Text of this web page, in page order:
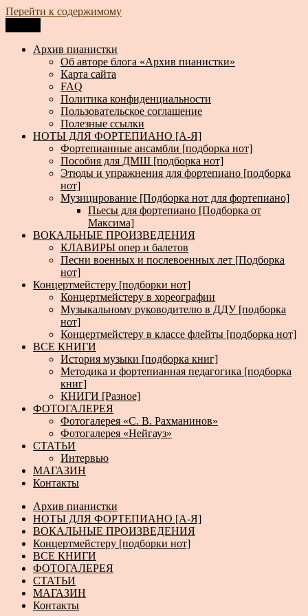
Перейти к содержимому
Архив пианистки
Всё для пианистов: ноты, книги, музыка, статьи…
Архив пианистки
Об авторе блога «Архив пианистки»
Карта сайта
FAQ
Политика конфиденциальности
Пользовательское соглашение
Полезные ссылки
НОТЫ ДЛЯ ФОРТЕПИАНО [А-Я]
Фортепианные ансамбли [подборка нот]
Пособия для ДМШ [подборка нот]
Этюды и упражнения для фортепиано [подборка
нот]
Музицирование [Подборка нот для фортепиано]
Пьесы для фортепиано [Подборка от
Максима]
ВОКАЛЬНЫЕ ПРОИЗВЕДЕНИЯ
КЛАВИРЫ опер и балетов
Песни военных и послевоенных лет [Подборка
нот]
Концертмейстеру [подборки нот]
Концертмейстеру в хореографии
Музыкальному руководителю в ДДУ [подборка
нот]
Концертмейстеру в классе флейты [подборка нот]
ВСЕ КНИГИ
История музыки [подборка книг]
Методика и фортепианная педагогика [подборка
книг]
КНИГИ [Разное]
ФОТОГАЛЕРЕЯ
Фотогалерея «С. В. Рахманинов»
Фотогалерея «Нейгауз»
СТАТЬИ
Интервью
МАГАЗИН
Контакты
Архив пианистки
НОТЫ ДЛЯ ФОРТЕПИАНО [А-Я]
ВОКАЛЬНЫЕ ПРОИЗВЕДЕНИЯ
Концертмейстеру [подборки нот]
ВСЕ КНИГИ
ФОТОГАЛЕРЕЯ
СТАТЬИ
МАГАЗИН
Контакты